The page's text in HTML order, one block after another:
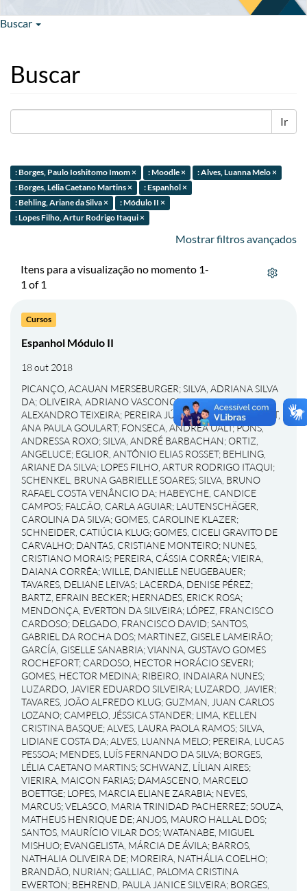
Buscar
Buscar
Ir
: Borges, Paulo Ioshitomo Imom × : Moodle ×
: Alves, Luanna Melo ×
: Borges, Lélia Caetano Martins ×
: Espanhol ×
: Behling, Ariane da Silva ×
: Módulo II ×
: Lopes Filho, Artur Rodrigo Itaqui ×
Mostrar filtros avançados
Itens para a visualização no momento 1-
1 of 1
Cursos
Espanhol Módulo II
18 out 2018
PICANÇO, ACAUAN MERSEBURGER;SILVA, ADRIANA SILVA
DA;OLIVEIRA, ADRIANO VASCONCELOS DE;GOMES,
ALEXANDRO TEIXEIRA; PEREIRA JÚNIOR, ALÉRCIO; BONAT,
ANA PAULA GOULART; FONSECA, ANDREA UALT;PONS,
ANDRESSA ROXO;SILVA, ANDRÉ BARBACHAN;ORTIZ,
ANGELUCE; EGLIOR, ANTÔNIO ELIAS ROSSET; BEHLING,
ARIANE DA SILVA; LOPES FILHO, ARTUR RODRIGO ITAQUI;
SCHENKEL, BRUNA GABRIELLE SOARES;SILVA, BRUNO
RAFAEL COSTA VENÂNCIO DA; HABEYCHE, CANDICE
CAMPOS; FALCÃO, CARLA AGUIAR; LAUTENSCHÄGER,
CAROLINA DA SILVA; GOMES, CAROLINE KLAZER;
SCHNEIDER, CATIÚCIA KLUG; GOMES, CICELI GRAVITO DE
CARVALHO; DANTAS, CRISTIANE MONTEIRO; NUNES,
CRISTIANO MORAIS; PEREIRA, CÁSSIA CORRÊA;VIEIRA,
DAIANA CORRÊA;WILLE, DANIELLE NEUGEBAUER;
TAVARES, DELIANE LEIVAS; LACERDA, DENISE PÉREZ;
BARTZ, EFRAIN BECKER; HERNADES, ERICK ROSA;
MENDONÇA, EVERTON DA SILVEIRA; LÓPEZ, FRANCISCO
CARDOSO; DELGADO, FRANCISCO DAVID;SANTOS,
GABRIEL DA ROCHA DOS; MARTINEZ, GISELE LAMEIRÃO;
GARCÍA, GISELLE SANABRIA;VIANNA, GUSTAVO GOMES
ROCHEFORT; CARDOSO, HECTOR HORÁCIO SEVERI;
GOMES, HECTOR MEDINA; RIBEIRO, INDAIARA NUNES;
LUZARDO, JAVIER EDUARDO SILVEIRA; LUZARDO, JAVIER;
TAVARES, JOÃO ALFREDO KLUG; GUZMAN, JUAN CARLOS
LOZANO; CAMPELO, JÉSSICA STANDER; LIMA, KELLEN
CRISTINA BASQUE;ALVES, LAURA PAOLA RAMOS;SILVA,
LIDIANE COSTA DA;ALVES, LUANNA MELO; PEREIRA, LUCAS
PESSOA; MENDES, LUÍS FERNANDO DA SILVA; BORGES,
LÉLIA CAETANO MARTINS;SCHWANZ, LÍLIAN AIRES;
VIERIRA, MAICON FARIAS; DAMASCENO, MARCELO
BOETTGE; LOPES, MARCIA ELIANE ZARABIA; NEVES,
MARCUS;VELASCO, MARIA TRINIDAD PACHERREZ;SOUZA,
MATHEUS HENRIQUE DE;ANJOS, MAURO HALLAL DOS;
SANTOS, MAURÍCIO VILAR DOS;WATANABE, MIGUEL
MISHUO; EVANGELISTA, MÁRCIA DE ÁVILA; BARROS,
NATHALIA OLIVEIRA DE; MOREIRA, NATHÁLIA COELHO;
BRANDÃO, NURIAN; GALLIAC, PALOMA CRISTINA
EWERTON; BEHREND, PAULA JANICE SILVEIRA; BORGES,